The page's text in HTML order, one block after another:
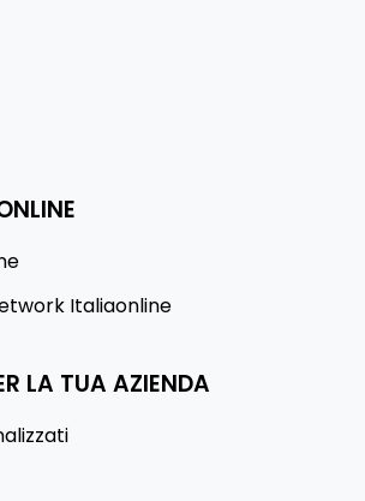
Italiaonline
LA TUA AZIENDA